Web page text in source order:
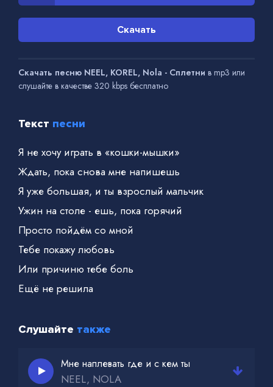
Скачать
Скачать песню NEEL, KOREL, Nola - Сплетни в mp3 или
слушайте в качестве 320 kbps бесплатно
Текст песни
Я не хочу играть в «кошки-мышки»
Ждать, пока снова мне напишешь
Я уже большая, и ты взрослый мальчик
Ужин на столе - ешь, пока горячий
Просто пойдём со мной
Тебе покажу любовь
Или причиню тебе боль
Ещё не решила
Слушайте также
Мне наплевать где и с кем ты
NEEL, NOLA